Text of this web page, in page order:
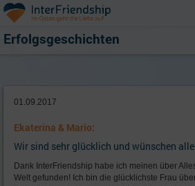
01.09.2017
Ekaterina & Mario:
Wir sind sehr glücklich und wünschen
Dank InterFriendship habe ich meinen über
Welt gefunden! Ich bin die glücklichste Frau
Erfolgsgeschichten